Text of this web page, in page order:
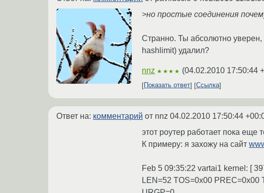
>но простые соединения
Странно. Ты абсолютно уверен,
hashlimit) удалил?
nnz ★★★★ (04.02.2010 17:50:44
Показать ответ Ссылка
Ответ на: комментарий от nnz 04.02.2010 17:50:44
этот роутер работает пока еще
К примеру: я захожу на сайт
Feb 5 09:35:22 vartai1 kernel: [
LEN=52 TOS=0x00